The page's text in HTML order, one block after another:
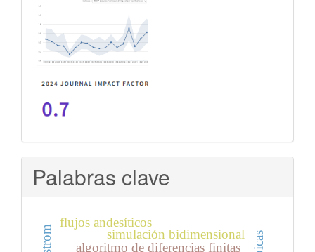
Palabras clave
algoritmo de diferencias finitas
simulación bidimensional
flujos andesíticos